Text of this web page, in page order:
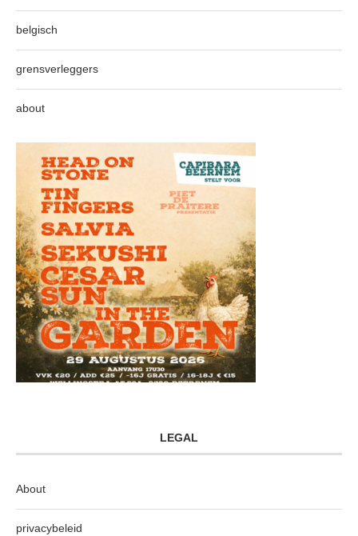
belgisch
grensverleggers
about
LEGAL
About
privacybeleid